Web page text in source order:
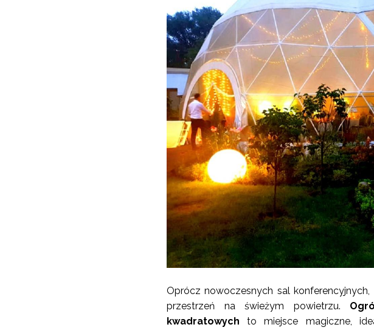
Oprócz nowoczesnych sal
przestrzeń na świeżym powietrzu.
kwadratowychto miejsce magiczne,